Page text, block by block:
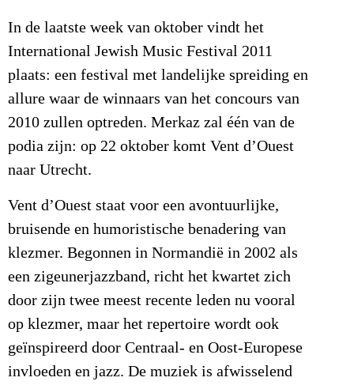
In de laatste week van oktober vindt het
International Jewish Music Festival 2011
plaats: een festival met landelijke spreiding en
allure waar de winnaars van het concours van
2010 zullen optreden. Merkaz zal één van de
podia zijn: op 22 oktober komt Vent d’Ouest
naar Utrecht.
Vent d’Ouest staat voor een avontuurlijke,
bruisende en humoristische benadering van
klezmer. Begonnen in Normandië in 2002 als
een zigeunerjazzband, richt het kwartet zich
door zijn twee meest recente leden nu vooral
op klezmer, maar het repertoire wordt ook
geïnspireerd door Centraal- en Oost-Europese
invloeden en jazz. De muziek is afwisselend